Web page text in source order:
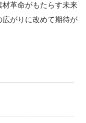
革命がもたらす未来
がりに改めて期待が